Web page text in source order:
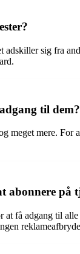
sig fra
til dem?
mere.
på
få adgang til